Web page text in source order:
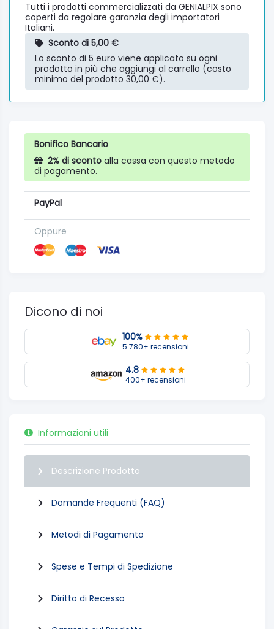
Tutti i prodotti commercializzati da GENIALPIX sono
coperti da regolare garanzia degli importatori
Italiani.
Sconto di 5,00 €
Lo sconto di 5 euro viene applicato su ogni
prodotto in più che aggiungi al carrello (costo
minimo del prodotto 30,00 €).
Bonifico Bancario
2% di sconto alla cassa con questo metodo
di pagamento.
PayPal
Oppure
Dicono di noi
100%
5.780+ recensioni
4.8
400+ recensioni
Informazioni utili
Descrizione Prodotto
Domande Frequenti (FAQ)
Metodi di Pagamento
Spese e Tempi di Spedizione
Diritto di Recesso